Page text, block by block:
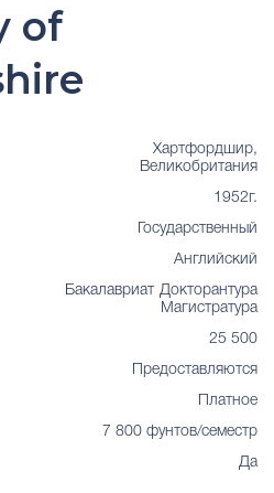
of
Хартфордшир,
Великобритания
1952г.
Государственный
Английский
Бакалавриат Докторантура
Магистратура
25 500
Предоставляются
Платное
7 800 фунтов/семестр
Да